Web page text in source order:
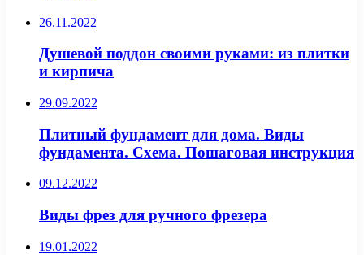
26.11.2022
Душевой поддон своими руками: из плитки
и кирпича
29.09.2022
Плитный фундамент для дома. Виды
фундамента. Схема. Пошаговая инструкция
09.12.2022
Виды фрез для ручного фрезера
19.01.2022